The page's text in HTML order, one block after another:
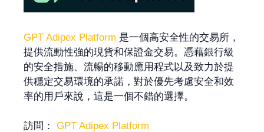
GPT Adipex Platform 是一個高安全性的交易所，
提供流動性強的現貨和保證金交易。憑藉銀行級
的安全措施、流暢的移動應用程式以及致力於提
供穩定交易環境的承諾，對於優先考慮安全和效
率的用戶來說，這是一個不錯的選擇。
訪問： GPT Adipex Platform